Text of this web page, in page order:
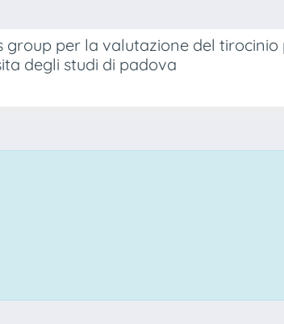
group per la valutazione del
degli studi di padova